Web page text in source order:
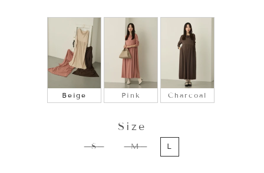
COLOR
Beige Pink Charcoal
Size
S M L